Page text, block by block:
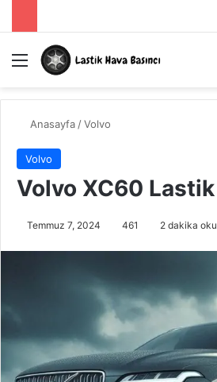
Menü
Anasayfa /Volvo
Volvo
Volvo XC60 Lastik
Temmuz 7, 2024 461 2 dakika